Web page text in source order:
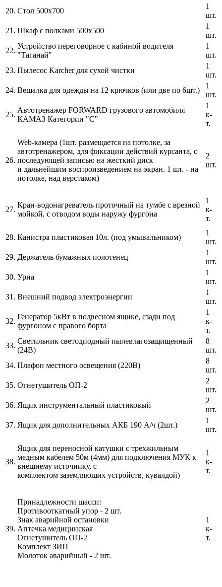
20. Стол 500х700
1
шт.
21. Шкаф с полками 500х500
1
шт.
22.
Устройство переговорное с кабиной водителя
"Таганай"
1
шт.
23. Пылесос Karcher для сухой чистки
1
шт.
24. Вешалка для одежды на 12 крючков (или две по 6шт.)
1
шт.
25.
Автотренажер FORWARD грузового автомобиля
КАМАЗ Категории "С"
1
к-
т.
26.
Web-камера (1шт. размещается на потолке, за
автотренажером, для фиксации действий курсанта, с
последующей записью на жесткий диск
и дальнейшим воспроизведением на экран. 1 шт. - на
потолке, над верстаком)
2
шт.
27.
Кран-водонагреватель проточный на тумбе с врезной
мойкой, с отводом воды наружу фургона
1
к-
т.
28. Канистра пластиковая 10л. (под умывальником)
1
шт.
29. Держатель бумажных полотенец
1
шт.
30. Урна
1
шт.
31. Внешний подвод электроэнергии
1
шт.
32.
Генератор 5кВт в подвесном ящике, сзади под
фургоном с правого борта
1
к-
т.
33.
Светильник светодиодный пылевлагозащищенный
(24В)
8
шт.
34. Плафон местного освещения (220В)
8
шт.
35. Огнетушитель ОП-2
2
шт.
36. Ящик инструментальный пластиковый
2
шт.
37. Ящик для дополнительных АКБ 190 А/ч (2шт.)
1
шт.
38.
Ящик для переносной катушки с трехжильным
медным кабелем 50м (4мм) для подключения МУК к
внешнему источнику, с
комплектом заземляющих устройств, кувалдой)
1
к-
т.
39.
Принадлежности шасси:
Противооткатный упор - 2 шт.
Знак аварийной остановки
Аптечка медицинская
Огнетушитель ОП-2
Комплект ЗИП
Молоток аварийный - 2 шт.
1
к-
т.